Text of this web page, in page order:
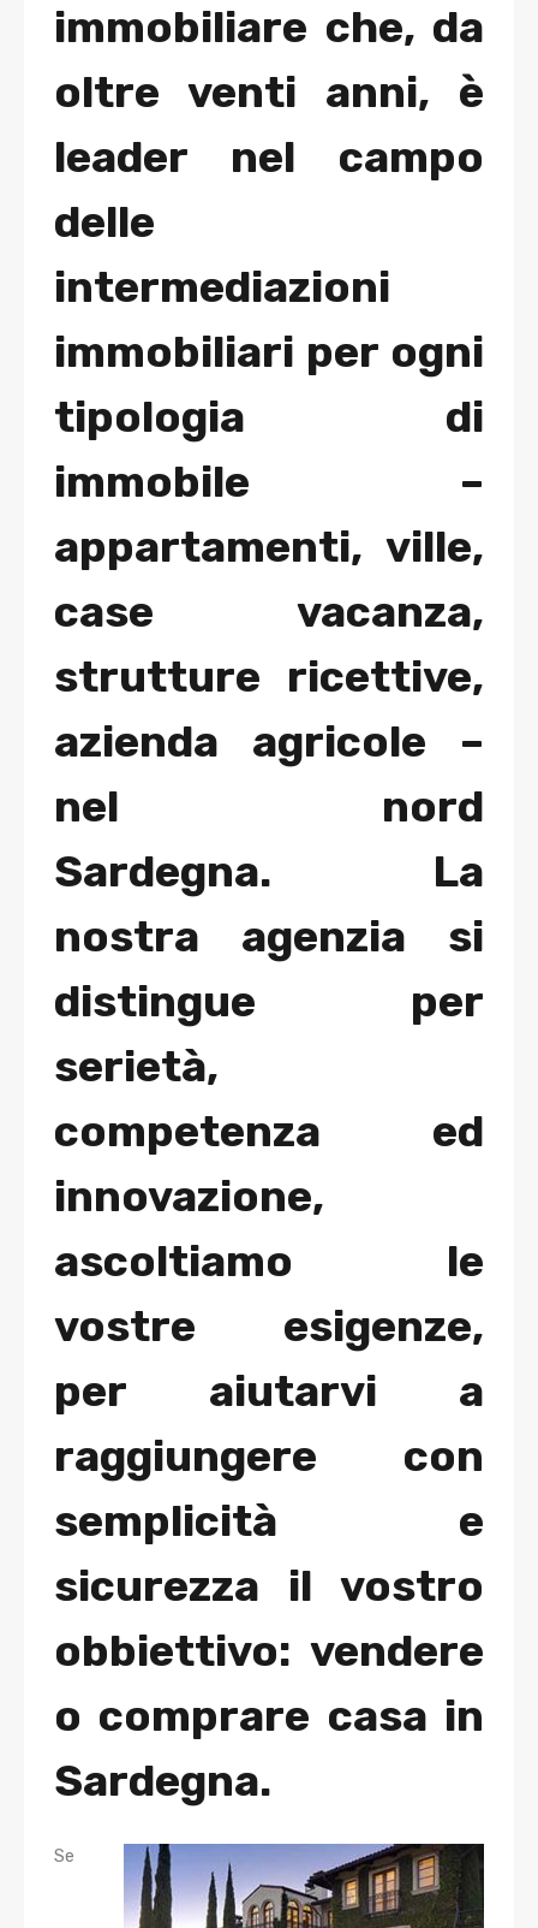
immobiliare che, da
oltre venti anni, è
leader nel campo
delle
intermediazioni
immobiliari per ogni
tipologia di
immobile –
appartamenti, ville,
case vacanza,
strutture ricettive,
azienda agricole –
nel nord
Sardegna. La
nostra agenzia si
distingue per
serietà,
competenza ed
innovazione,
ascoltiamo le
vostre esigenze,
per aiutarvi a
raggiungere con
semplicità e
sicurezza il vostro
obbiettivo: vendere
o comprare casa in
Sardegna.
Se